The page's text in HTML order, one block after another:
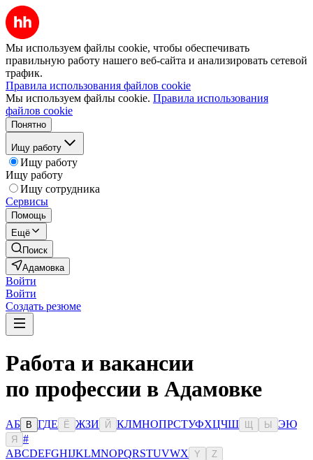
Мы используем файлы cookie, чтобы обеспечивать
правильную работу нашего веб-сайта и анализировать сетевой
трафик.
Правила использования файлов cookie
Мы используем файлы cookie. Правила использования
файлов cookie
Понятно
Ищу работу
Ищу работу
Ищу работу
Ищу сотрудника
Сервисы
Помощь
Ещё
Поиск
Адамовка
Войти
Войти
Создать резюме
Работа и вакансии
по профессии в Адамовке
АБ В ГДЕ Ё ЖЗИ Й КЛМНОПРСТУФХЦЧШ Ы ЭЮ
Я
#
ABCDEFGHIJKLMNOPQRSTUVWX Y Z